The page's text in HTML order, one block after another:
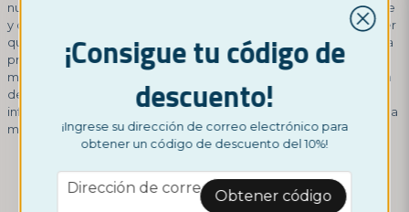
nuestra
. Es un método simple
y conveniente para medir los niveles de cortisol. En lugar de tener
que hacerse una prueba de sangre, puedes realizar fácilmente la
prueba en casa con una muestra de saliva. Esto te evita las
molestias de las agujas y las visitas al médico. Con nuestra prueba
de nivel de cortisol en saliva de Nordictest, puedes obtener
información rápida y confiable sobre tus niveles de cortisol de una
manera cómoda.
¡Consigue tu código de
descuento!
¡Ingrese su dirección de correo electrónico para
obtener un código de descuento del 10%!
email
Dirección de correo electrónico
Obtener código